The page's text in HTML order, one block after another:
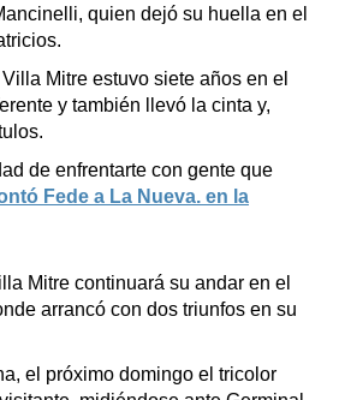
quien dejó su huella en el
Mitre estuvo siete años en el
y también llevó la cinta y,
de enfrentarte con gente que
Fede a La Nueva. en la
Mitre continuará su andar en el
arrancó con dos triunfos en su
el próximo domingo el tricolor